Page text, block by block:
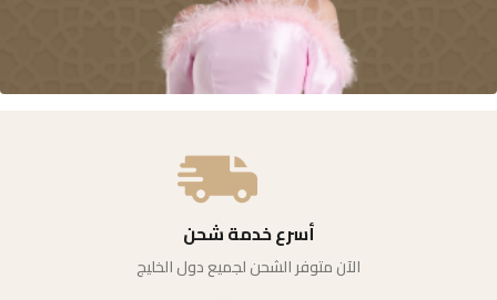
أسرع خدمة شحن
الآن متوفر الشحن لجميع دول الخليج